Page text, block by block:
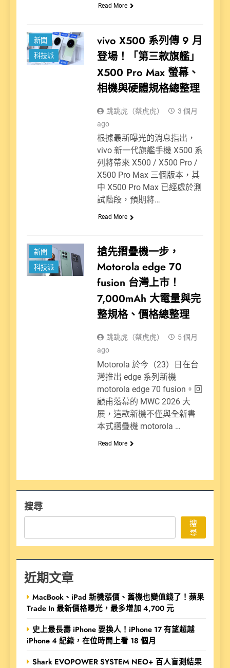
Read More
新聞
科技派
vivo X500 系列傳 9 月
登場！「第三款旗艦」
X500 Pro Max 螢幕、
相機與硬體規格總整理
跳跳虎（蔡虎虎）
3 個月
ago
根據最新曝光的消息指出，
vivo 新一代旗艦手機 X500 系
列將帶來 X500 / X500 Pro /
X500 Pro Max 三個版本，其
中 X500 Pro Max 已經處於測
試階段，預期將…
Read More
新聞
科技派
搶先摺疊機一步，
Motorola edge 70
fusion 台灣上市！
7,000mAh 大電量與完
整規格、價格總整理
跳跳虎（蔡虎虎）
5 個月
ago
Motorola 於今（23）日在台
灣推出 edge 系列新機
motorola edge 70 fusion。回
顧甫落幕的 MWC 2026 大
展，這款新機不僅與全新書
本式摺疊機 motorola …
Read More
搜尋
搜
尋
近期文章
MacBook、iPad 新機漲價、舊機也變值錢了！蘋果
Trade In 最新價格曝光，最多增加 4,700 元
史上最長壽 iPhone 要換人！iPhone 17 有望超越
iPhone 4 紀錄，在位時間上看 18 個月
Shark EVOPOWER SYSTEM NEO+ 百人盲測結果